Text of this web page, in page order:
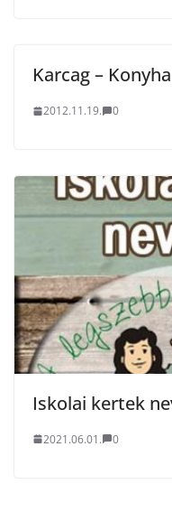
Karcag –
2012.11.19. 0
Iskolai kertek
2021.06.01. 0